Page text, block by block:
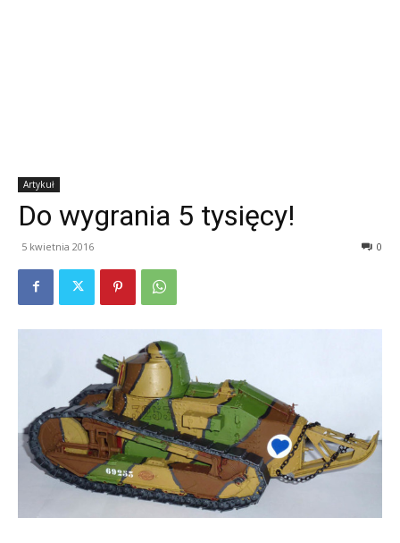
Artykuł
Do wygrania 5 tysięcy!
5 kwietnia 2016 0